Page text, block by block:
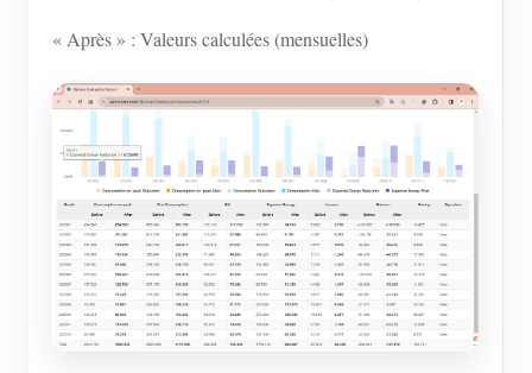
« Après » : Valeurs calculées (mensuelles)